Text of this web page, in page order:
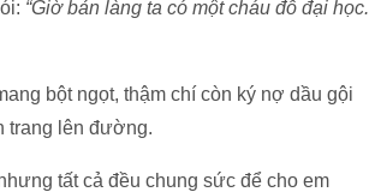
“Giờ bản làng ta có một cháu đỗ đại học.
bột ngọt, thậm chí còn ký nợ dầu gội
trang lên đường.
tất cả đều chung sức để cho em